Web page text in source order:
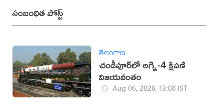
సంబంధిత పోస్ట్
తెలంగాణ
చండీపూర్‌లో అగ్ని-4 క్షిపణి
విజయవంతం
Aug 06, 2026, 13:08 IST